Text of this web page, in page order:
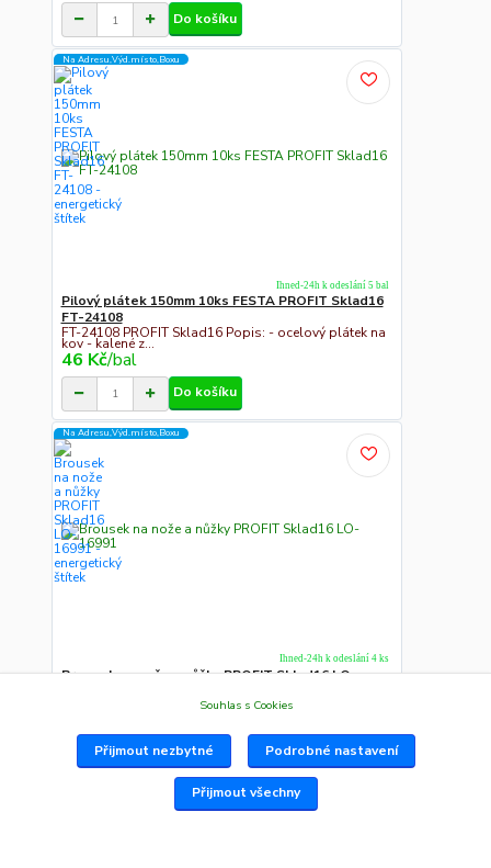
Do košíku
Na Adresu,Výd.místo,Boxu
Pilový plátek 150mm 10ks FESTA PROFIT Sklad16
FT-24108
FT-24108 PROFIT Sklad16 Popis: - ocelový plátek na
kov - kalené z...
46 Kč/bal
Ihned-24h k odeslání 5 bal
Do košíku
Na Adresu,Výd.místo,Boxu
Brousek na nože a nůžky PROFIT Sklad16 LO-
LO-16991 PROFIT Sklad16 Popis: - velmi rychlý a
47 Kč/ks
Ihned-24h k odeslání 4 ks
Do košíku
Na Adresu,Výd.místo,Boxu
Souhlas s Cookies
Přijmout nezbytné Podrobné nastavení
Přijmout všechny